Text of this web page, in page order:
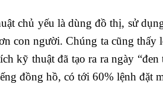
chủ yếu là dùng đồ thị, sử
con người. Chúng ta cũng
kỹ thuật đã tạo ra ra ngày
đồng hồ, có tới 60% lệnh đặt